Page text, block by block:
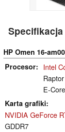
Specifikacja
HP Omen 16-
Procesor
Intel
E-
Karta grafiki
NVIDIA GeForce
GDDR7